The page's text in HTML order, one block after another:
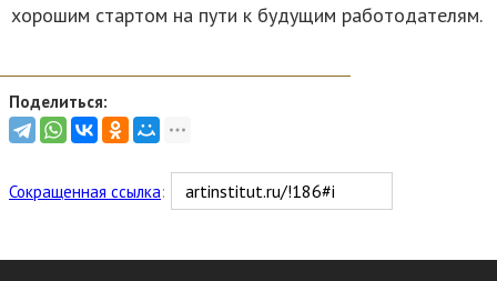
хорошим стартом на пути к будущим работодателям.
Поделиться:
Сокращенная ссылка: